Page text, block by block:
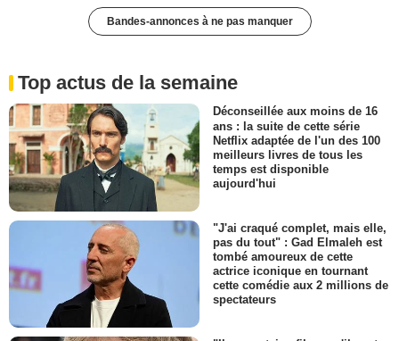
Bandes-annonces à ne pas manquer
Top actus de la semaine
Déconseillée aux moins de 16
ans : la suite de cette série
Netflix adaptée de l'un des 100
meilleurs livres de tous les
temps est disponible
aujourd'hui
"J'ai craqué complet, mais elle,
pas du tout" : Gad Elmaleh est
tombé amoureux de cette
actrice iconique en tournant
cette comédie aux 2 millions de
spectateurs